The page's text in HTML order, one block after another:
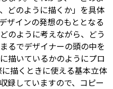
どのように描くか」を具体
ザインの発想のもととなる
のように考えながら、どう
るでデザイナーの頭の中を
描いているかのようにプロ
描くときに使える基本立体
録していますので、コピー